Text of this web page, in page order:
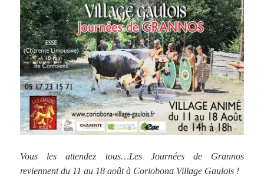
Vous les attendez tous…Les Journées de Grannos
reviennent du 11 au 18 août à Coriobona Village Gaulois !